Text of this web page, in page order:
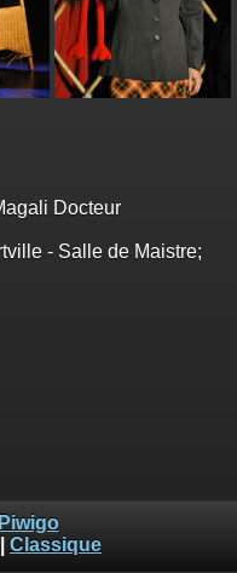
Docteur
- Salle de Maistre;
Piwigo
Classique